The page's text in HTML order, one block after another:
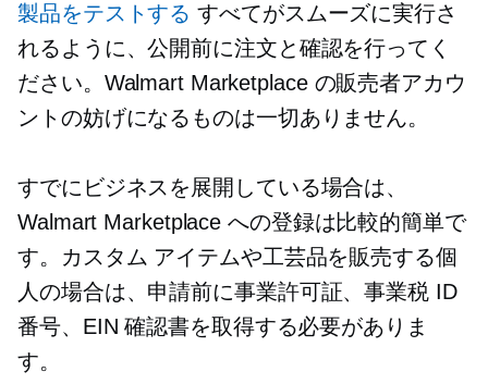
製品をテストする すべてがスムーズに実行さ
れるように、公開前に注文と確認を行ってく
ださい。Walmart Marketplace の販売者アカウ
ントの妨げになるものは一切ありません。
すでにビジネスを展開している場合は、
Walmart Marketplace への登録は比較的簡単で
す。カスタム アイテムや工芸品を販売する個
人の場合は、申請前に事業許可証、事業税 ID
番号、EIN 確認書を取得する必要がありま
す。